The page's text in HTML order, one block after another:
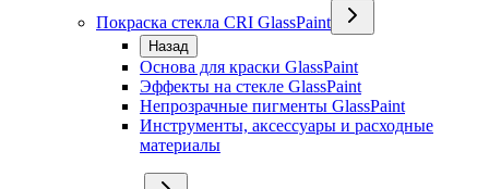
Покраска стекла CRI GlassPaint
Назад
Основа для краски GlassPaint
Эффекты на стекле GlassPaint
Непрозрачные пигменты GlassPaint
Инструменты, аксессуары и расходные
материалы